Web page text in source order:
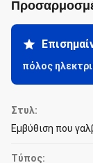
πόλος
Στυλ:
Εμβύθιση που
Τύπος: